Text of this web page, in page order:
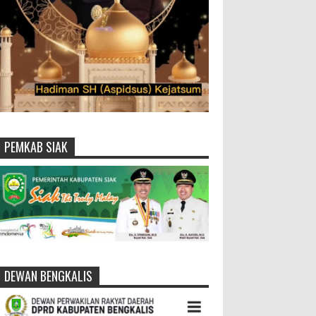
PEMKAB SIAK
DEWAN BENGKALIS